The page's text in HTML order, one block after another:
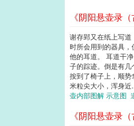
《阴阳悬壶录
谢存郢又在纸上写
时所会用到的器具
他的耳道。 耳道干
子的踪迹。倒是有
按到了椅子上，顺
米粒尖大小，浑身近
壶内部图解 示意图
《阴阳悬壶录